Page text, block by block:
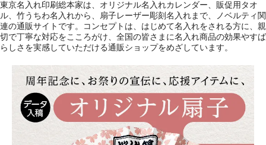
東京名入れ印刷総本家は、オリジナル名入れカレンダー、販促用タオ
ル、竹うちわ名入れから、扇子レーザー彫刻名入れまで、ノベルティ関
連の通販サイトです。コンセプトは、はじめて名入れをされる方に、親
切で丁寧な対応をこころがけ、全国の皆さまに名入れ商品の効果やすば
らしさを実感していただける通販ショップをめざしています。